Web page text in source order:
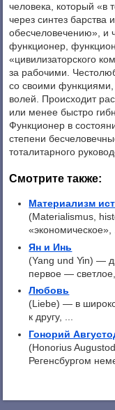
человека, который «в
через синтез барства
обесчеловечению», и
функционер,
«цивилизаторского
за рабочими.
со своими
волей. Происходит
или менее быстро
Функционер в
степени
тоталитарного
Смотрите также:
Материализм
(Materialismus,
«экономическое»,
Ян и Инь
(Yang und Yin) —
первое — светлое,
Любовь
(Liebe) — в
к другу, ...
Гонорий
(Honorius
Регенсбургом